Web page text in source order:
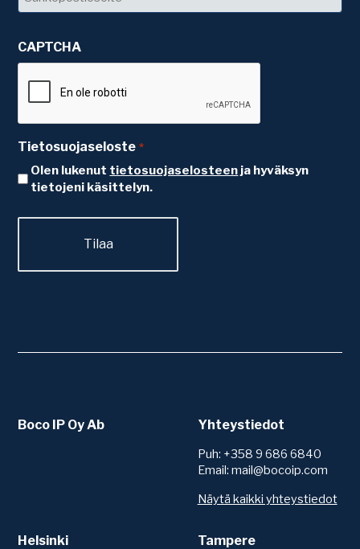
CAPTCHA
Tietosuojaseloste *
Olen lukenut tietosuojaselosteen ja hyväksyn
tietojeni käsittelyn.
Boco IP Oy Ab Yhteystiedot
Puh: +358 9 686 6840
Email: mail@bocoip.com
Näytä kaikki yhteystiedot
Helsinki Tampere